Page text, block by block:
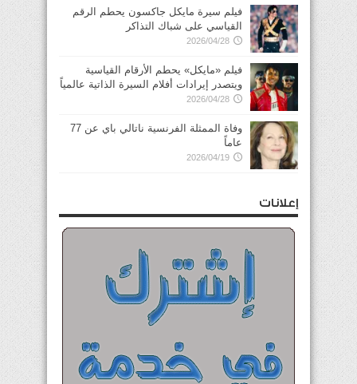
فيلم سيرة مايكل جاكسون يحطم الرقم
القياسي على شباك التذاكر
2026/04/28
فيلم «مايكل» يحطم الأرقام القياسية
ويتصدر إيرادات أفلام السيرة الذاتية عالمياً
2026/04/28
وفاة الممثلة الفرنسية ناتالي باي عن 77
عاماً
2026/04/19
إعلانات